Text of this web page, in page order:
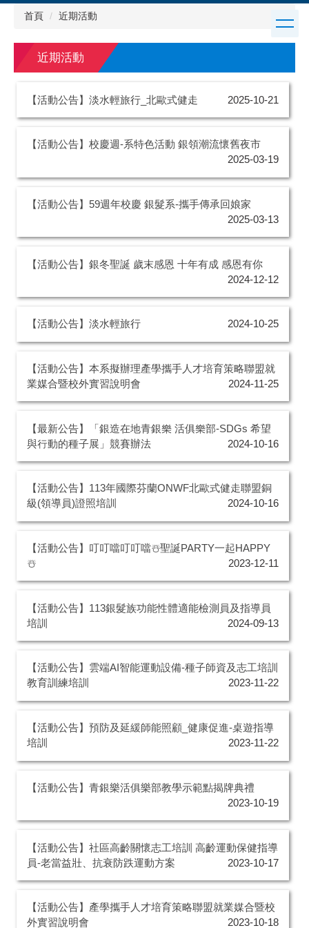
首頁 近期活動
近期活動
【活動公告】淡水輕旅行_北歐式健走 2025-10-21
【活動公告】校慶週-系特色活動 銀領潮流懷舊夜市
2025-03-19
【活動公告】59週年校慶 銀髮系-攜手傳承回娘家
2025-03-13
【活動公告】銀冬聖誕 歲末感恩 十年有成 感恩有你
2024-12-12
【活動公告】淡水輕旅行 2024-10-25
【活動公告】本系擬辦理產學攜手人才培育策略聯盟就
業媒合暨校外實習說明會
2024-11-25
【最新公告】「銀造在地青銀樂 活俱樂部-SDGs 希望
與行動的種子展」競賽辦法
2024-10-16
【活動公告】113年國際芬蘭ONWF北歐式健走聯盟銅
級(領導員)證照培訓
2024-10-16
【活動公告】叮叮噹叮叮噹☃️聖誕PARTY一起HAPPY
☃️
2023-12-11
【活動公告】113銀髮族功能性體適能檢測員及指導員
培訓
2024-09-13
【活動公告】雲端AI智能運動設備-種子師資及志工培訓
教育訓練培訓
2023-11-22
【活動公告】預防及延緩師能照顧_健康促進-桌遊指導
培訓
2023-11-22
【活動公告】青銀樂活俱樂部教學示範點揭牌典禮
2023-10-19
【活動公告】社區高齡關懷志工培訓 高齡運動保健指導
員-老當益壯、抗衰防跌運動方案
2023-10-17
【活動公告】產學攜手人才培育策略聯盟就業媒合暨校
外實習說明會
2023-10-18